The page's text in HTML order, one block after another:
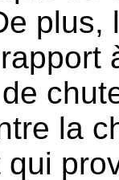
plus,
la